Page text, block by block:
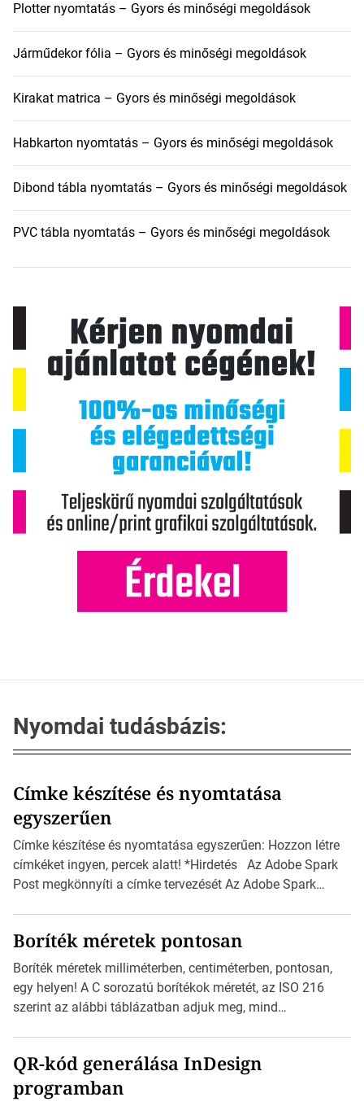
Plotter nyomtatás – Gyors és minőségi megoldások
Járműdekor fólia – Gyors és minőségi megoldások
Kirakat matrica – Gyors és minőségi megoldások
Habkarton nyomtatás – Gyors és minőségi megoldások
Dibond tábla nyomtatás – Gyors és minőségi megoldások
PVC tábla nyomtatás – Gyors és minőségi megoldások
Nyomdai tudásbázis:
Címke készítése és nyomtatása
egyszerűen
Címke készítése és nyomtatása egyszerűen: Hozzon létre
címkéket ingyen, percek alatt! *Hirdetés Az Adobe Spark
Post megkönnyíti a címke tervezését Az Adobe Spark
igazán foroghatnak a kreatív fogaskerekek, miközben
zajlik a saját címke készítése. Hogyan készítsünk címkét?
Válasszon méretet és alakot: Válassza ki a kívánt címke
méretét. Akár néhány […]
Boríték méretek pontosan
Boríték méretek milliméterben, centiméterben, pontosan,
egy helyen! A C sorozatú borítékok méretét, az ISO 216
szerint az alábbi táblázatban adjuk meg, mind
mutatja az A4-es papírlaphoz viszonyítva. Az amerikai és
észak-amerikai boríték méretére az ISO 216 nem
QR-kód generálása InDesign
programban